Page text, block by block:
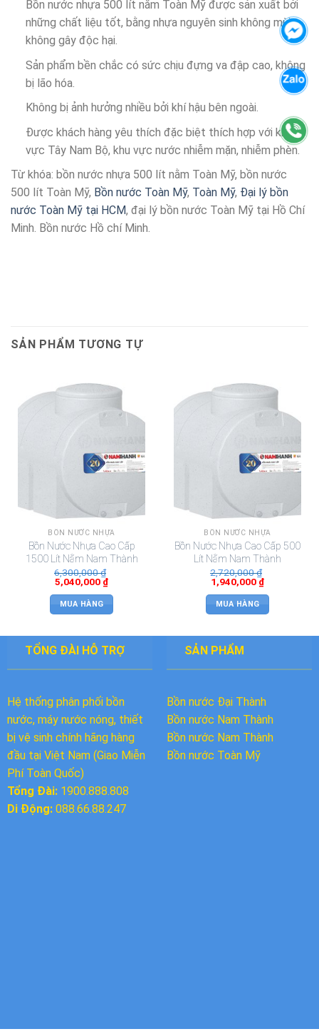
Bồn nước nhựa 500 lít nằm Toàn Mỹ được sản xuất bởi
những chất liệu tốt, bằng nhựa nguyên sinh không mùi,
không gây độc hại.
Sản phẩm bền chắc có sức chịu đựng va đập cao, không
bị lão hóa.
Không bị ảnh hưởng nhiều bởi khí hậu bên ngoài.
Được khách hàng yêu thích đặc biệt thích hợp với khu
vực Tây Nam Bộ, khu vực nước nhiễm mặn, nhiễm phèn.
Từ khóa: bồn nước nhựa 500 lít nằm Toàn Mỹ, bồn nước
500 lít Toàn Mỹ, Bồn nước Toàn Mỹ, Toàn Mỹ, Đại lý bồn
nước Toàn Mỹ tại HCM, đại lý bồn nước Toàn Mỹ tại Hồ Chí
Minh. Bồn nước Hồ chí Minh.
SẢN PHẨM TƯƠNG TỰ
BỒN NƯỚC NHỰA
Bồn Nước Nhựa Cao Cấp
1500 Lít Nằm Nam Thành
6,300,000₫
5,040,000 ₫
MUA HÀNG
BỒN NƯỚC NHỰA
Bồn Nước Nhựa Cao Cấp 500
Lít Nằm Nam Thành
2,720,000₫
1,940,000 ₫
MUA HÀNG
TỔNG ĐÀI HỖ TRỢ
Hệ thống phân phối bồn
nước, máy nước nóng, thiết
bị vệ sinh chính hãng hàng
đầu tại Việt Nam (Giao Miễn
Phí Toàn Quốc)
Tổng Đài: 1900.888.808
Di Động: 088.66.88.247
SẢN PHẨM
Bồn nước Đại Thành
Bồn nước Nam Thành
Bồn nước Nam Thành
Bồn nước Toàn Mỹ